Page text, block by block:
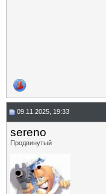
09.11.2025, 19:33
sereno
Продвинутый